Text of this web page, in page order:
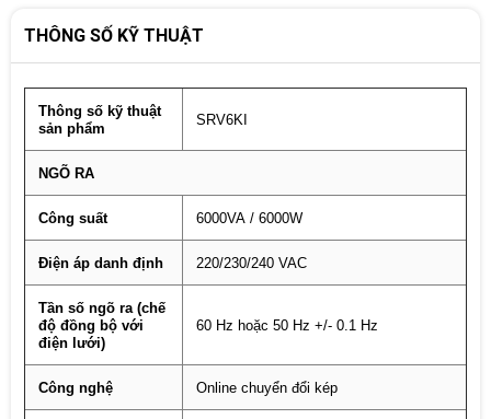
THÔNG SỐ KỸ THUẬT
Thông số kỹ thuật
sản phẩm
SRV6KI
NGÕ RA
Công suất 6000VA / 6000W
Điện áp danh định 220/230/240 VAC
Tần số ngõ ra (chế
độ đồng bộ với
điện lưới)
60 Hz hoặc 50 Hz +/- 0.1 Hz
Công nghệ Online chuyển đổi kép